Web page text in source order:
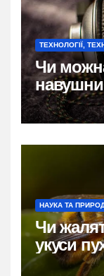
ТЕХНОЛОГІЇ,
Чи
гід по
НАУКА ТА
Чи
укуси